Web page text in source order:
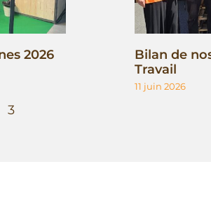
2026
Bilan de
Travail
11 juin 2026
3